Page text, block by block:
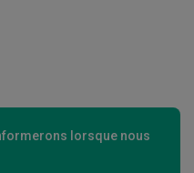
lorsque nous